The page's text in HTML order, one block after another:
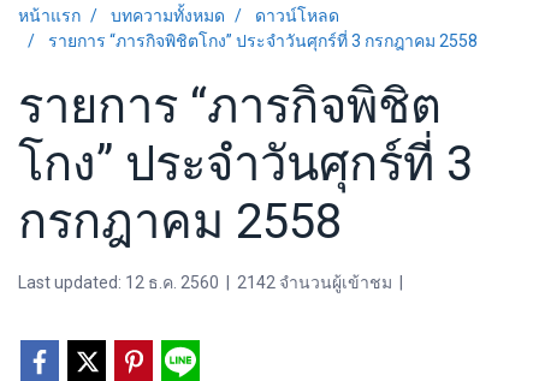
หน้าแรก บทความทั้งหมด
ดาวน์โหลด
รายการ “ภารกิจพิชิตโกง” ประจำวันศุกร์ที่ 3 กรกฎาคม 2558
รายการ “ภารกิจพิชิต
โกง” ประจำวันศุกร์ที่ 3
กรกฎาคม 2558
Last updated: 12 ธ.ค. 2560 2142 จำนวนผู้เข้าชม